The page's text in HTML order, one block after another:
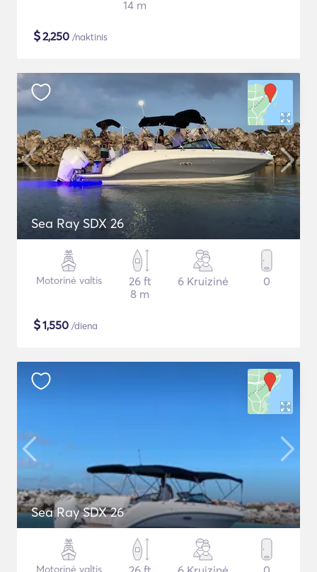
14 m
$2,250 /naktinis
Sea Ray SDX 26
Motorinė valtis
26 ft
8 m
6 Kruizinė 0
$1,550 /diena
Sea Ray SDX 26
Motorinė valtis